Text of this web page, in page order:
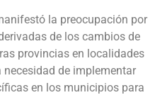
la preocupación por
de los cambios de
provincias en localidades
de implementar
en los municipios para